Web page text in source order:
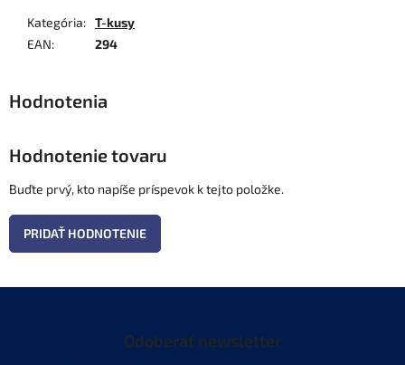
Kategória: T-kusy
EAN: 294
Hodnotenie tovaru
Buďte prvý, kto napíše príspevok k tejto položke.
PRIDAŤ HODNOTENIE
Odoberať newsletter